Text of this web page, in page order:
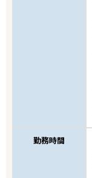
勤務時間